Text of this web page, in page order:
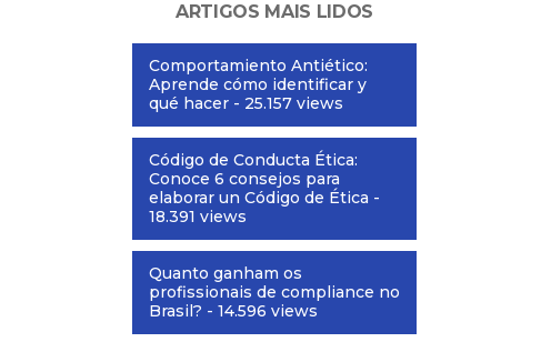
ARTIGOS MAIS LIDOS
Comportamiento Antiético:
Aprende cómo identificar y
qué hacer - 25.157 views
Código de Conducta Ética:
Conoce 6 consejos para
elaborar un Código de Ética -
18.391 views
Quanto ganham os
profissionais de compliance no
Brasil? - 14.596 views